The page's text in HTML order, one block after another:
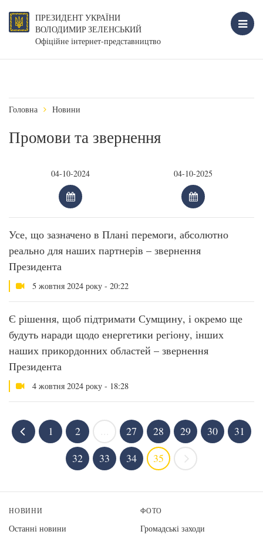
ПРЕЗИДЕНТ УКРАЇНИ
ВОЛОДИМИР ЗЕЛЕНСЬКИЙ
Офіційне інтернет-представництво
Головна Новини
Промови та звернення
Усе, що зазначено в Плані перемоги, абсолютно
реально для наших партнерів – звернення
Президента
5 жовтня 2024 року - 20:22
Є рішення, щоб підтримати Сумщину, і окремо ще
будуть наради щодо енергетики регіону, інших
наших прикордонних областей – звернення
Президента
4 жовтня 2024 року - 18:28
1 2 27 28 29 30
31
32
33 34 35
НОВИНИ
Останні новини
ФОТО
Громадські заходи